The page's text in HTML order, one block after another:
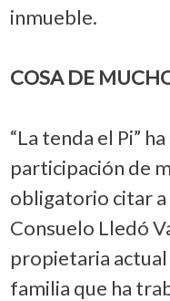
inmueble.
COSA DE
“La tenda el Pi”
participación de
obligatorio citar a
Consuelo Lledó
propietaria
familia que ha